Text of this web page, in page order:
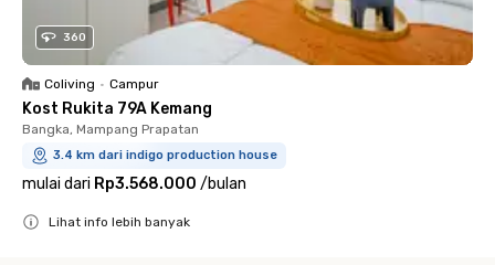
360
Coliving • Campur
Kost Rukita 79A Kemang
Bangka, Mampang Prapatan
3.4 km dari indigo production house
mulai dari Rp3.568.000 /bulan
Lihat info lebih banyak